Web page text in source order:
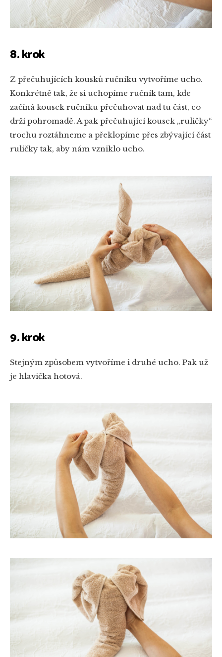
8. krok
Z přečuhujících kousků ručníku vytvoříme ucho.
Konkrétně tak, že si uchopíme ručník tam, kde
začíná kousek ručníku přečuhovat nad tu část, co
drží pohromadě. A pak přečuhující kousek „ruličky“
trochu roztáhneme a překlopíme přes zbývající část
ruličky tak, aby nám vzniklo ucho.
9. krok
Stejným způsobem vytvoříme i druhé ucho. Pak už
je hlavička hotová.